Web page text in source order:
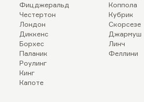
Фицджеральд
Честертон
Лондон
Диккенс
Борхес
Паланик
Роулинг
Кинг
Капоте
Коппола
Кубрик
Скорсезе
Джармуш
Линч
Феллини